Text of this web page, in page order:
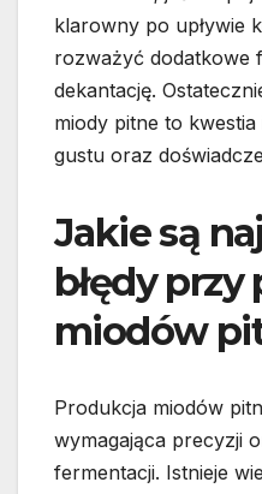
klarowny po upływie
rozważyć dodatkowe
dekantację.
miody pitne to
gustu oraz
Jakie są
błędy
miodów
Produkcja miodów
wymagająca precyzji
fermentacji. Istnieje